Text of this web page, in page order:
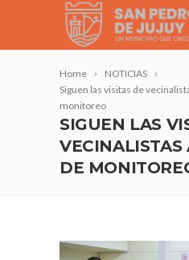
Home
NOTICIAS
Siguen las visitas de
monitoreo
SIGUEN LAS
VECINALISTAS
DE